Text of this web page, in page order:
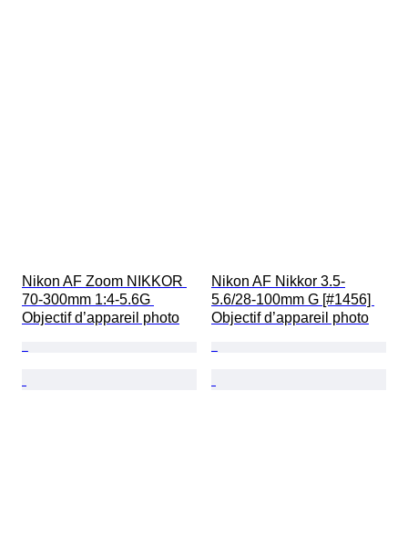
Nikon AF Zoom NIKKOR
70-300mm 1:4-5.6G
Objectif d’appareil photo
Nikon AF Nikkor 3.5-
5.6/28-100mm G [#1456]
Objectif d’appareil photo